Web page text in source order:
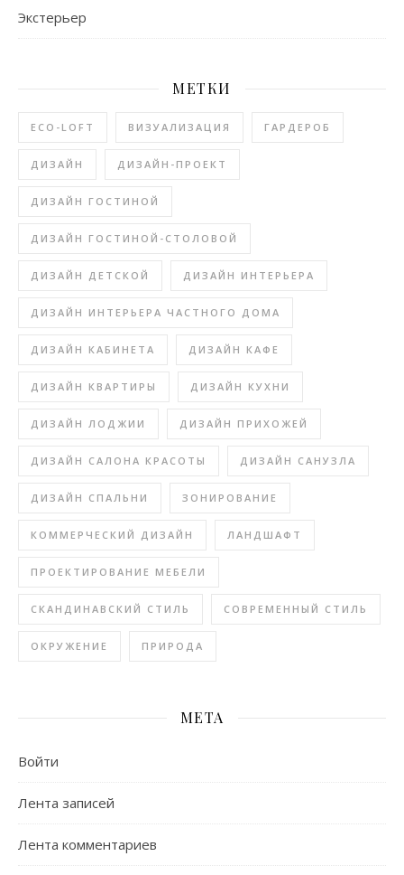
Экстерьер
МЕТКИ
ECO-LOFT ВИЗУАЛИЗАЦИЯ ГАРДЕРОБ
ДИЗАЙН ДИЗАЙН-ПРОЕКТ
ДИЗАЙН ГОСТИНОЙ
ДИЗАЙН ГОСТИНОЙ-СТОЛОВОЙ
ДИЗАЙН ДЕТСКОЙ ДИЗАЙН ИНТЕРЬЕРА
ДИЗАЙН ИНТЕРЬЕРА ЧАСТНОГО ДОМА
ДИЗАЙН КАБИНЕТА ДИЗАЙН КАФЕ
ДИЗАЙН КВАРТИРЫ ДИЗАЙН КУХНИ
ДИЗАЙН ЛОДЖИИ ДИЗАЙН ПРИХОЖЕЙ
ДИЗАЙН САЛОНА КРАСОТЫ ДИЗАЙН САНУЗЛА
ДИЗАЙН СПАЛЬНИ ЗОНИРОВАНИЕ
КОММЕРЧЕСКИЙ ДИЗАЙН ЛАНДШАФТ
ПРОЕКТИРОВАНИЕ МЕБЕЛИ
СКАНДИНАВСКИЙ СТИЛЬ СОВРЕМЕННЫЙ СТИЛЬ
ОКРУЖЕНИЕ ПРИРОДА
МЕТА
Войти
Лента записей
Лента комментариев